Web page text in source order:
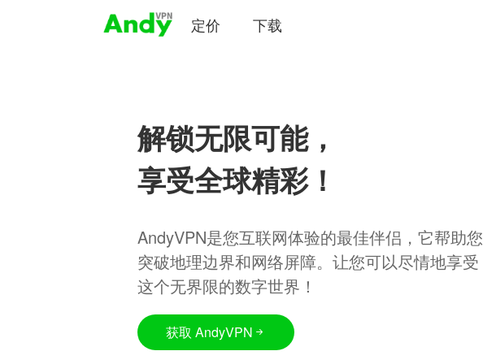
定价 下载
解锁无限可能，
享受全球精彩！
AndyVPN是您互联网体验的最佳伴侣，它帮助您
突破地理边界和网络屏障。让您可以尽情地享受
这个无界限的数字世界！
获取 AndyVPN